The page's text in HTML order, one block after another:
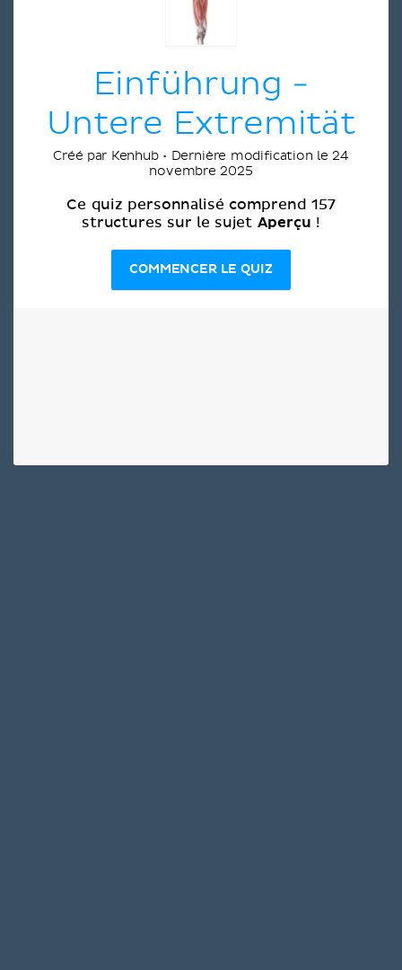
Einführung -
Untere Extremität
Créé par Kenhub • Dernière modification le 24
novembre 2025
Ce quiz personnalisé comprend 157
structures sur le sujet Aperçu !
COMMENCER LE QUIZ